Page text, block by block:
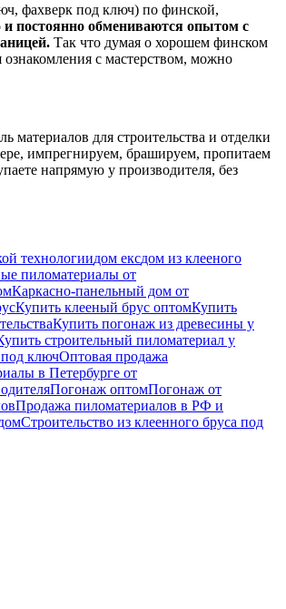
фахверк под ключ) по финской,
постоянно обмениваются опытом с
Так что думая о хорошем финском
с мастерством, можно
для строительства и отделки
импрегнируем, брашируем, пропитаем
напрямую у производителя, без
технологиидом ексдом из клееного
пиломатериалы от
Каркасно-панельный дом от
Купить клееный брус оптомКупить
Купить погонаж из древесины у
строительный пиломатериал у
ключОптовая продажа
в Петербурге от
Погонаж оптомПогонаж от
Продажа пиломатериалов в РФ и
Строительство из клеенного бруса под